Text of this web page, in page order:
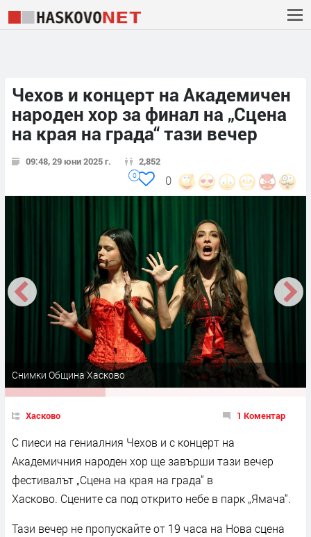
Чехов и концерт на Академичен
народен хор за финал на „Сцена
на края на града“ тази вечер
09:48, 29 юни 2025 г. 2,852
0
0
Снимки Община Хасково
Хасково 1 Коментар
С пиеси на гениалния Чехов и с концерт на
Академичния народен хор ще завърши тази вечер
фестивалът „Сцена на края на града“ в
Хасково. Сцените са под открито небе в парк „Ямача“.
Тази вечер не пропускайте от 19 часа на Нова сцена